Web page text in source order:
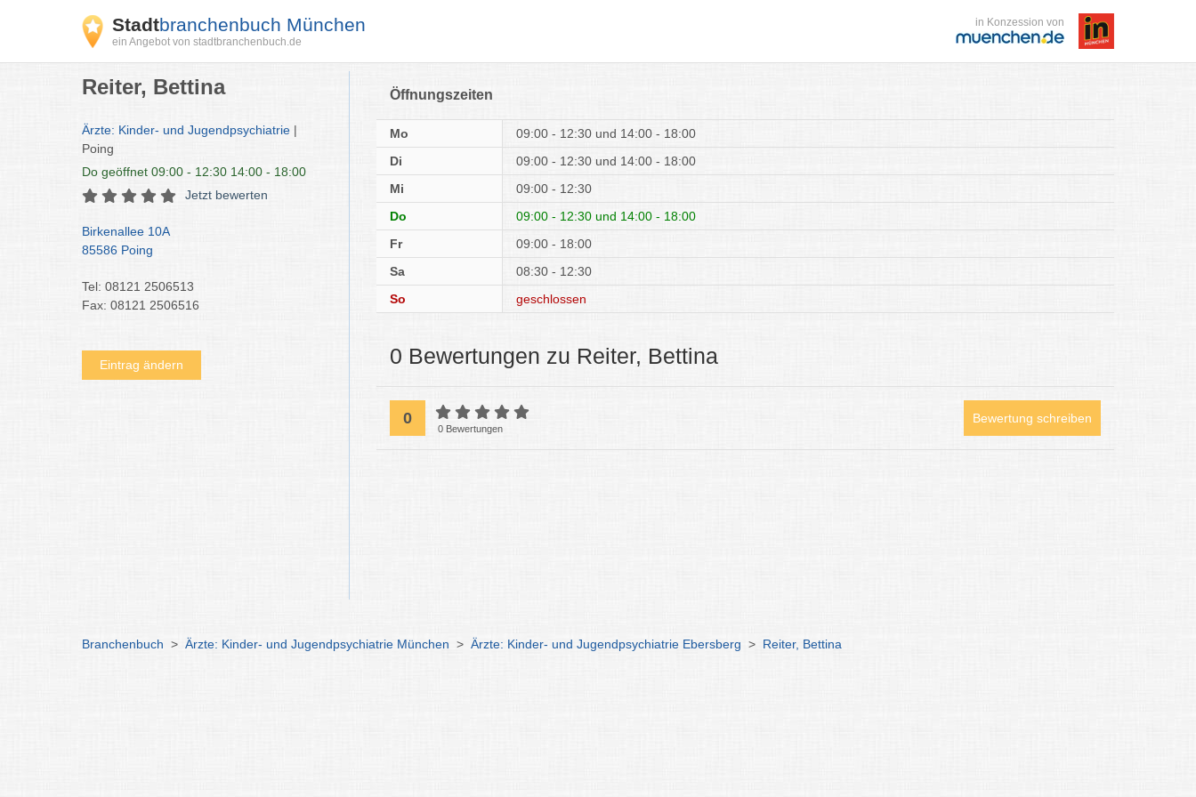
Stadtbranchenbuch München
ein Angebot von stadtbranchenbuch.de
in Konzession von
Reiter, Bettina
Ärzte: Kinder- und Jugendpsychiatrie |
Poing
Do geöffnet 09:00 - 12:30 14:00 - 18:00
Jetzt bewerten
Birkenallee 10A
85586 Poing
Tel: 08121 2506513
Fax: 08121 2506516
Eintrag ändern
Öffnungszeiten
Mo 09:00 - 12:30
14:00 - 18:00
Di
09:00 - 12:30
14:00 - 18:00
Mi
09:00 - 12:30
Do
09:00 - 12:30
14:00 - 18:00
Fr
09:00 - 18:00
Sa
08:30 - 12:30
So
geschlossen
0 Bewertungen zu Reiter, Bettina
0
0 Bewertungen
Bewertung schreiben
Branchenbuch > Ärzte: Kinder- und Jugendpsychiatrie München > Ärzte: Kinder- und Jugendpsychiatrie Ebersberg > Reiter, Bettina